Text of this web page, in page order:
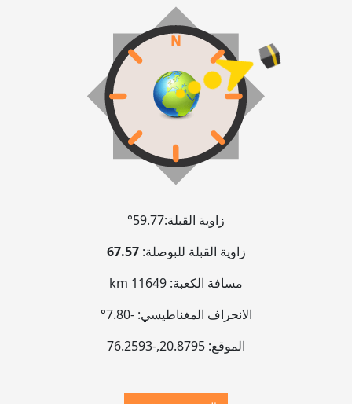
زاوية القبلة:59.77°
زاوية القبلة للبوصلة: 67.57
مسافة الكعبة: 11649 km
الانحراف المغناطيسي: -7.80°
الموقع: 20.8795
,
-76.2594